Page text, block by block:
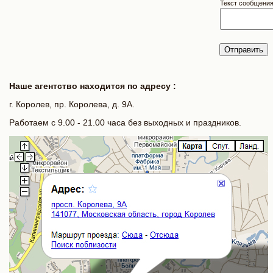
Текст
Наше агентство находится по адресу :
г. Королев, пр. Королева, д. 9А.
Работаем с 9.00 - 21.00 часа без выходных и праздников.